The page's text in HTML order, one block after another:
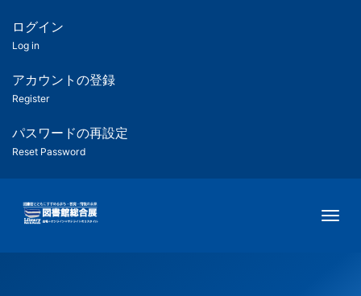
ツ
匿
名
ユ
ー
ー
用
メ
ログイン
Log in
アカウントの登録
Register
パスワードの再設定
Reset Password